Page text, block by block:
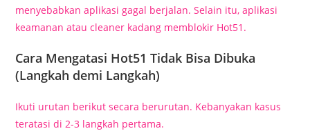
menyebabkan aplikasi gagal berjalan. Selain itu, aplikasi
keamanan atau cleaner kadang memblokir Hot51.
Cara Mengatasi Hot51 Tidak Bisa Dibuka
(Langkah demi Langkah)
Ikuti urutan berikut secara berurutan. Kebanyakan kasus
teratasi di 2-3 langkah pertama.